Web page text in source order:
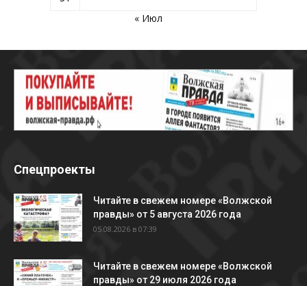
« Июл
Спецпроекты
Читайте в свежем номере «Волжской
правды» от 5 августа 2026 года
05.08.2026 в 07:39
Читайте в свежем номере «Волжской
правды» от 29 июля 2026 года